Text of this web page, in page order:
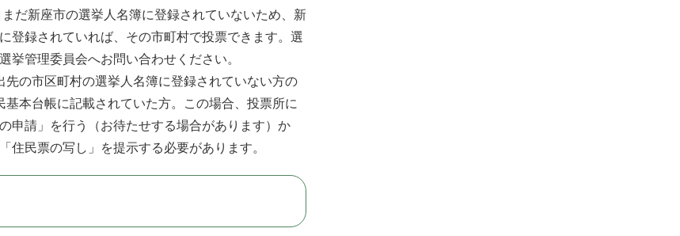
だ新座市の選挙人名簿に登録されていないため、新
登録されていれば、その市町村で投票できます。選
挙管理委員会へお問い合わせください。
先の市区町村の選挙人名簿に登録されていない方の
本台帳に記載されていた方。この場合、投票所に
申請」を行う（お待たせする場合があります）か
住民票の写し」を提示する必要があります。